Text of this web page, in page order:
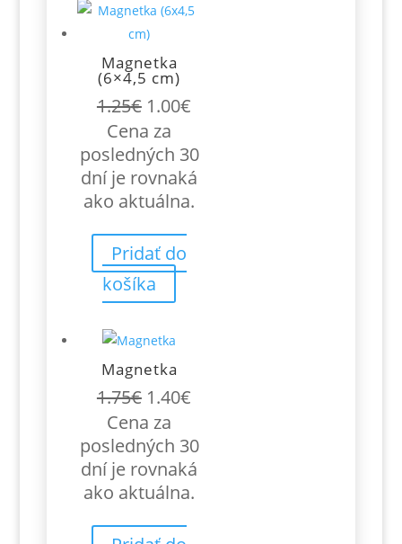
Magnetka
(6×4,5 cm)
1.25€ Pôvodná
cena
bola:
1.25€.
1.00€Aktuálna
je:
1.00€.
Cena za
posledných 30
dní je rovnaká
ako aktuálna.
Pridať do
košíka
Magnetka
1.75€ Pôvodná
cena
bola:
1.75€.
1.40€Aktuálna
je:
1.40€.
Cena za
posledných 30
dní je rovnaká
ako aktuálna.